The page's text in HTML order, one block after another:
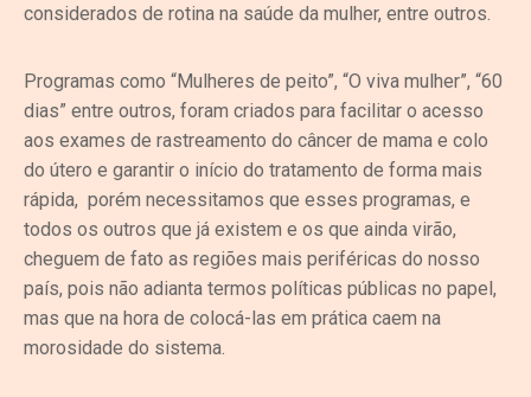
considerados de rotina na saúde da mulher, entre outros.
Programas como “Mulheres de peito”, “O viva mulher”, “60
dias” entre outros, foram criados para facilitar o acesso
aos exames de rastreamento do câncer de mama e colo
do útero e garantir o início do tratamento de forma mais
rápida, porém necessitamos que esses programas, e
todos os outros que já existem e os que ainda virão,
cheguem de fato as regiões mais periféricas do nosso
país, pois não adianta termos políticas públicas no papel,
mas que na hora de colocá-las em prática caem na
morosidade do sistema.